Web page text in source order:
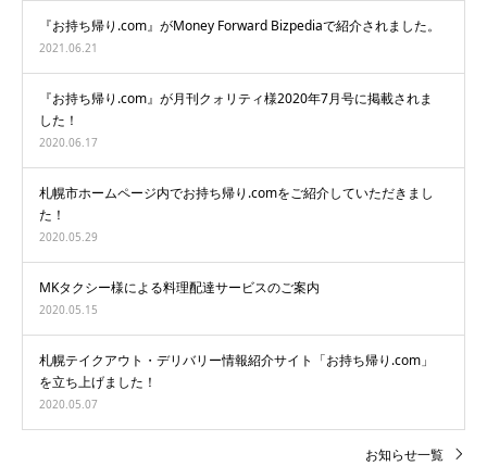
『お持ち帰り.com』がMoney Forward Bizpediaで紹介されました。
2021.06.21
『お持ち帰り.com』が月刊クォリティ様2020年7月号に掲載されま
した！
2020.06.17
札幌市ホームページ内でお持ち帰り.comをご紹介していただきまし
た！
2020.05.29
MKタクシー様による料理配達サービスのご案内
2020.05.15
札幌テイクアウト・デリバリー情報紹介サイト「お持ち帰り.com」
を立ち上げました！
2020.05.07
お知らせ一覧